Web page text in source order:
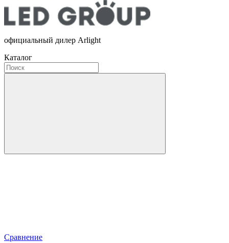
официальный дилер Arlight
Каталог
Сравнение